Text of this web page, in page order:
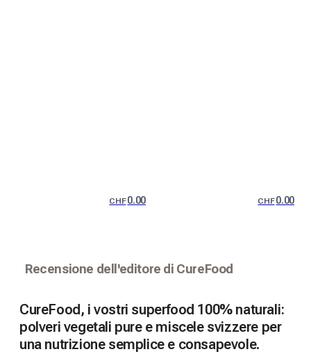
CHF0.00 CHF0.00
Recensione dell'editore di CureFood
CureFood, i vostri superfood 100% naturali:
polveri vegetali pure e miscele svizzere per
una nutrizione semplice e consapevole.